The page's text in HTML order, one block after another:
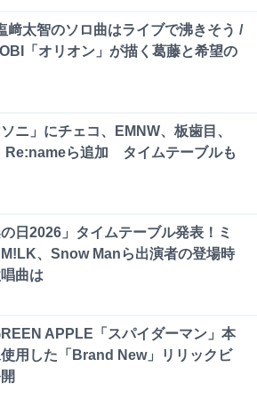
﨑太智のソロ曲はライブで沸きそう /
「オリオン」が描く葛藤と希望の
ソニ」にチェコ、EMNW、板歯目、
Re:nameら追加 タイムテーブルも
の日2026」タイムテーブル発表！ミ
、Snow Manら出演者の登場時
曲は
APPLE「スパイダーマン」本
用した「Brand New」リリックビ